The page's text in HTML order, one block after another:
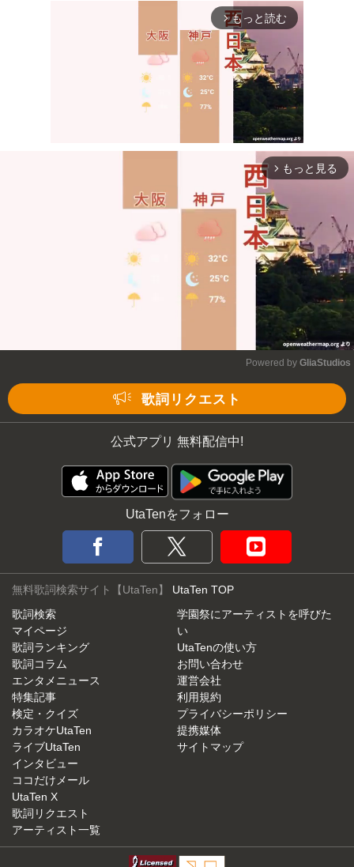
arrow_forward_ios もっと読む
Mute
arrow_forward_ios もっと見る
Powered by GliaStudios
歌詞リクエスト
公式アプリ 無料配信中!
UtaTenをフォロー
無料歌詞検索サイト【UtaTen】 UtaTen TOP
歌詞検索
マイページ
歌詞ランキング
歌詞コラム
エンタメニュース
特集記事
検定・クイズ
カラオケUtaTen
ライブUtaTen
インタビュー
ココだけメール
UtaTen X
歌詞リクエスト
アーティスト一覧
学園祭にアーティストを呼びた
い
UtaTenの使い方
お問い合わせ
運営会社
利用規約
プライバシーポリシー
提携媒体
サイトマップ